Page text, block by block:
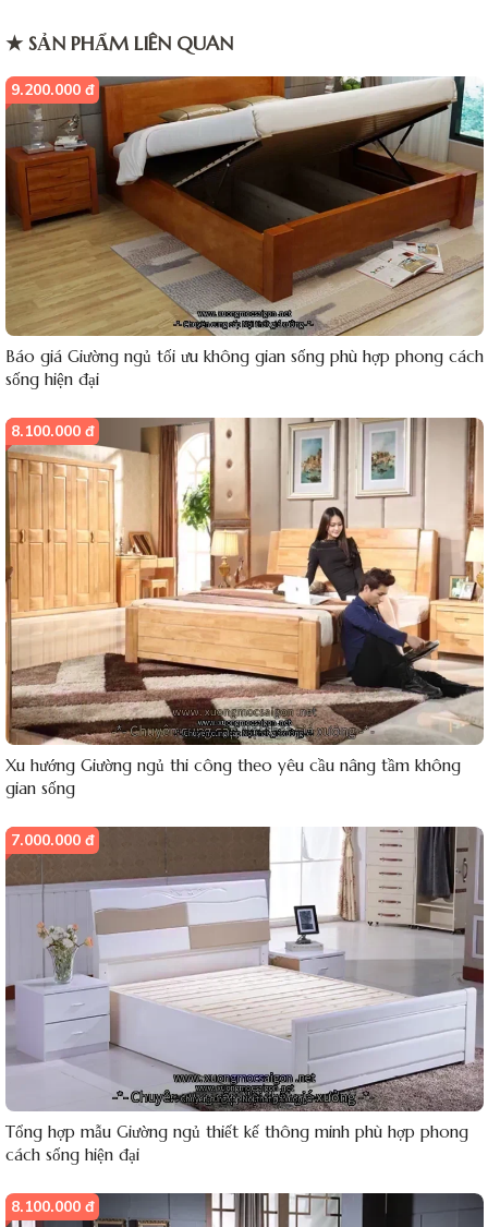
★ SẢN PHẨM LIÊN QUAN
9.200.000 đ
Báo giá Giường ngủ tối ưu không gian sống phù hợp phong cách
sống hiện đại
8.100.000 đ
Xu hướng Giường ngủ thi công theo yêu cầu nâng tầm không
gian sống
7.000.000 đ
Tổng hợp mẫu Giường ngủ thiết kế thông minh phù hợp phong
cách sống hiện đại
8.100.000 đ